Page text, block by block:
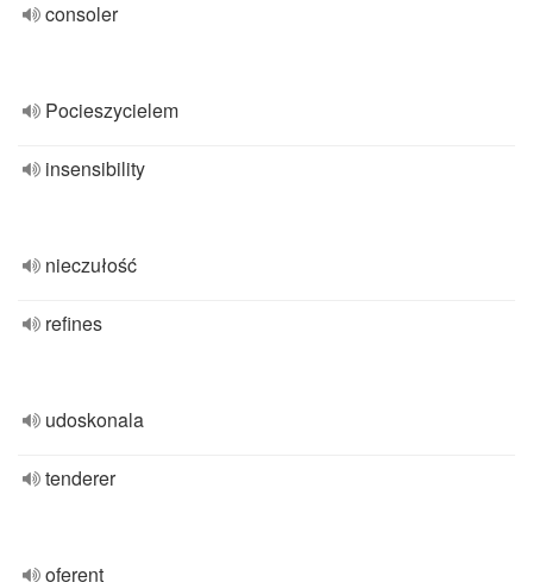
consoler
Pocieszycielem
insensibility
nieczułość
refines
udoskonala
tenderer
oferent